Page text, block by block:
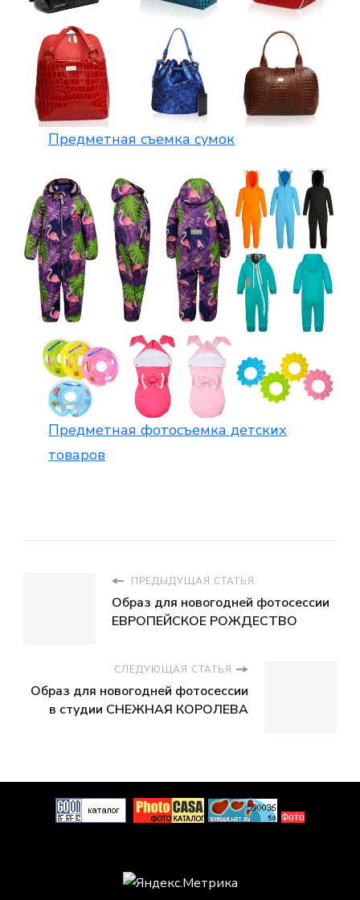
Предметная съемка сумок
Предметная фотосъемка детских
товаров
ПРЕДЫДУЩАЯ СТАТЬЯ
Образ для новогодней фотосессии
ЕВРОПЕЙСКОЕ РОЖДЕСТВО
СЛЕДУЮЩАЯ СТАТЬЯ
Образ для новогодней фотосессии
в студии СНЕЖНАЯ КОРОЛЕВА
Фото